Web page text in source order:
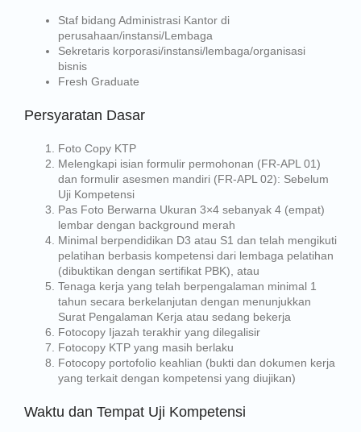
Staf bidang Administrasi Kantor di
perusahaan/instansi/Lembaga
Sekretaris korporasi/instansi/lembaga/organisasi
bisnis
Fresh Graduate
Persyaratan Dasar
Foto Copy KTP
Melengkapi isian formulir permohonan (FR-APL 01)
dan formulir asesmen mandiri (FR-APL 02): Sebelum
Uji Kompetensi
Pas Foto Berwarna Ukuran 3×4 sebanyak 4 (empat)
lembar dengan background merah
Minimal berpendidikan D3 atau S1 dan telah mengikuti
pelatihan berbasis kompetensi dari lembaga pelatihan
(dibuktikan dengan sertifikat PBK), atau
Tenaga kerja yang telah berpengalaman minimal 1
tahun secara berkelanjutan dengan menunjukkan
Surat Pengalaman Kerja atau sedang bekerja
Fotocopy Ijazah terakhir yang dilegalisir
Fotocopy KTP yang masih berlaku
Fotocopy portofolio keahlian (bukti dan dokumen kerja
yang terkait dengan kompetensi yang diujikan)
Waktu dan Tempat Uji Kompetensi